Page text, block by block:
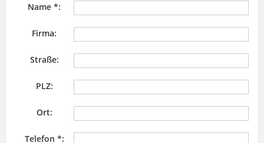
Name *:
Firma:
Straße:
PLZ:
Ort:
Telefon *: